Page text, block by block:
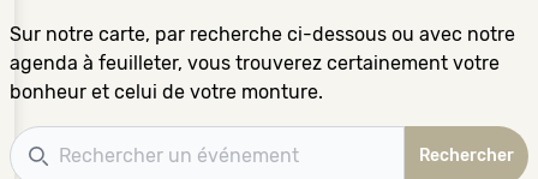
Sur notre carte, par recherche ci-dessous ou avec notre
agenda à feuilleter, vous trouverez certainement votre
bonheur et celui de votre monture.
Recherche